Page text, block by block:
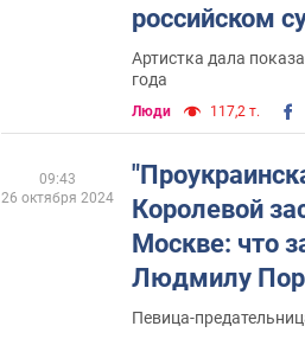
российском
Артистка дала
года
Люди 117,2 т.
Королевой
Москве: что
Людмилу
"переобуться"
Певица-
09:43
26 октября 2024